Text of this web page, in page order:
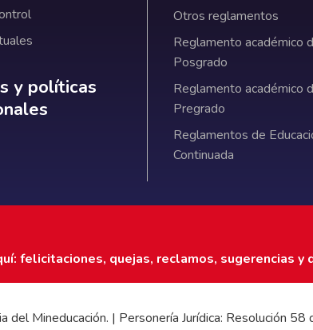
y políticas institucionales
y políticas
Otros reglamentos
Reglamento académico
Posgrado
Reglamento académico
Pregrado
Reglamentos de
Continuada
felicitaciones, quejas, reclamos, sugerencias y
del Mineducación. | Personería Jurídica: Resolución